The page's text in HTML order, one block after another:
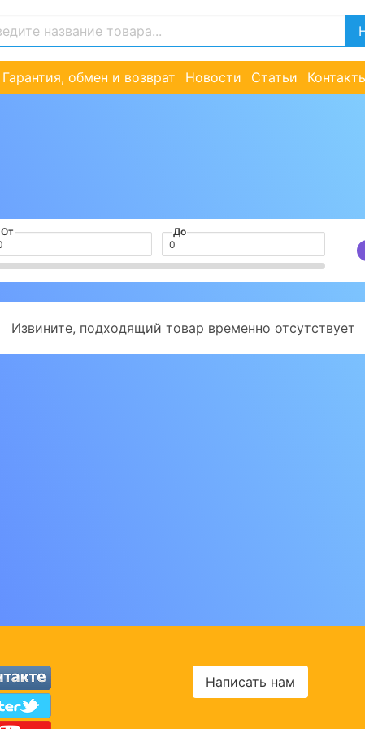
Гарантия, обмен и возврат Новости Статьи
От До
Извините, подходящий товар временно отсутствует
Написать нам